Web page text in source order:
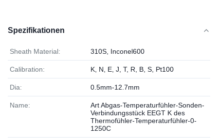
Spezifikationen
Sheath Material: 310S, Inconel600
Calibration: K, N, E, J, T, R, B, S, Pt100
Dia: 0.5mm-12.7mm
Name:
Art Abgas-Temperaturfühler-Sonden-
Verbindungsstück EEGT K des
Thermofühler-Temperaturfühler-0-
1250C